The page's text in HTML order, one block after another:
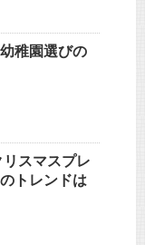
稚園選びの
スマスプレ
トレンドは